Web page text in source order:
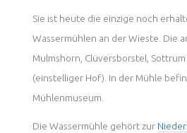
Sie ist heute die einzige noch
Wassermühlen an der Wieste. Die
Mulmshorn, Clüversborstel,
(einstelliger Hof). In der Mühle
Mühlenmuseum.
Die Wassermühle gehört zur